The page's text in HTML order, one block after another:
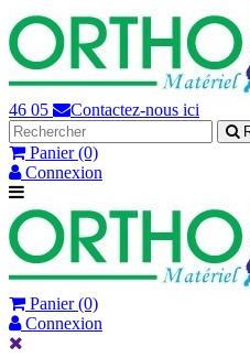
46 05
Contactez-nous ici
Panier (0)
Connexion
Panier (0)
Connexion